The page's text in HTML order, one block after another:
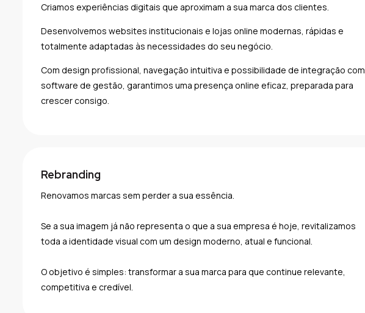
Criamos experiências digitais que aproximam a sua marca dos clientes.
Desenvolvemos websites institucionais e lojas online modernas, rápidas e
totalmente adaptadas às necessidades do seu negócio.
Com design profissional, navegação intuitiva e possibilidade de integração com
software de gestão, garantimos uma presença online eficaz, preparada para
crescer consigo.
Rebranding
Renovamos marcas sem perder a sua essência.
Se a sua imagem já não representa o que a sua empresa é hoje, revitalizamos
toda a identidade visual com um design moderno, atual e funcional.
O objetivo é simples: transformar a sua marca para que continue relevante,
competitiva e credível.